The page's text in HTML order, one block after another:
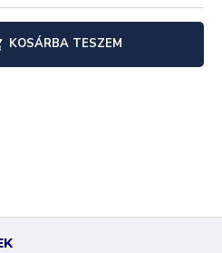
KOSÁRBA TESZEM